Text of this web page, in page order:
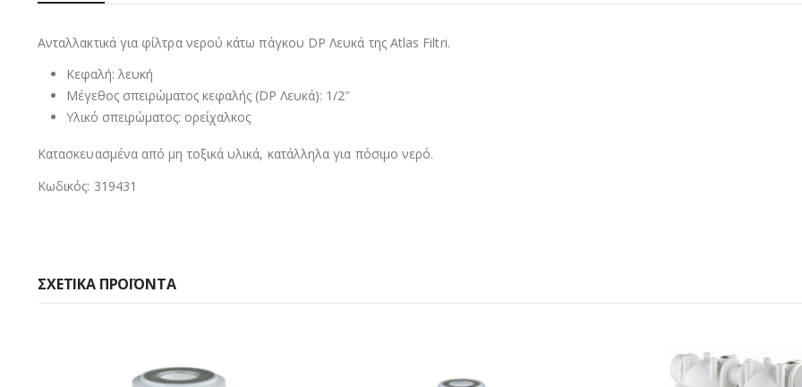
Ανταλλακτικά για φίλτρα νερού κάτω πάγκου DP Λευκά της Atlas Filtri.
Κεφαλή: λευκή
Μέγεθος σπειρώματος κεφαλής (DP Λευκά): 1/2″
Υλικό σπειρώματος: ορείχαλκος
Κατασκευασμένα από μη τοξικά υλικά, κατάλληλα για πόσιμο νερό.
Κωδικός: 319431
ΣΧΕΤΙΚΆ ΠΡΟΪΌΝΤΑ